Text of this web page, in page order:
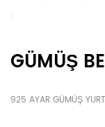
GÜMÜŞ
925 AYAR GÜMÜŞ